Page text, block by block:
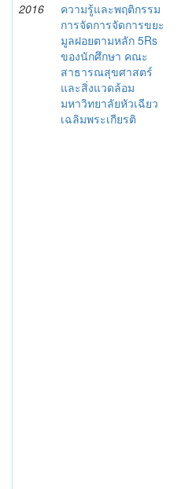
2016
ความรู้และพฤติกรรม
การจัดการจัดการขยะ
มูลฝอยตามหลัก 5Rs
ของนักศึกษา คณะ
สาธารณสุขศาสตร์
และสิ่งแวดล้อม
มหาวิทยาลัยหัวเฉียว
เฉลิมพระเกียรติ